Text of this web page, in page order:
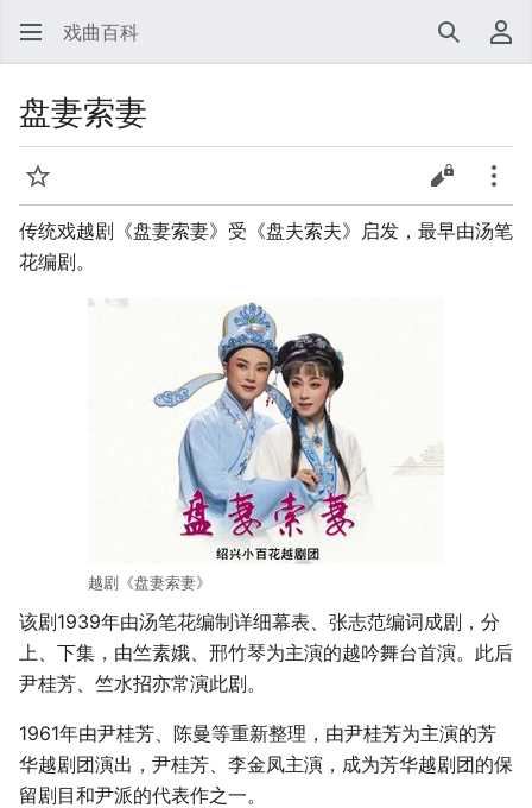
戏曲百科 搜索 用
盘妻索妻
监视 查看源代
更多
传统戏越剧《盘妻索妻》受《盘夫索夫》启发，最早由汤笔
花编剧。
越剧《盘妻索妻》
该剧1939年由汤笔花编制详细幕表、张志范编词成剧，分
上、下集，由竺素娥、邢竹琴为主演的越吟舞台首演。此后
尹桂芳、竺水招亦常演此剧。
1961年由尹桂芳、陈曼等重新整理，由尹桂芳为主演的芳
华越剧团演出，尹桂芳、李金凤主演，成为芳华越剧团的保
留剧目和尹派的代表作之一。